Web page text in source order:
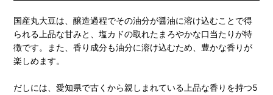
国産丸大豆は、醸造過程でその油分が醤油に溶け込むことで得
られる上品な甘みと、塩カドの取れたまろやかな口当たりが特
徴です。また、香り成分も油分に溶け込むため、豊かな香りが
楽しめます。
だしには、愛知県で古くから親しまれている上品な香りを持つ5